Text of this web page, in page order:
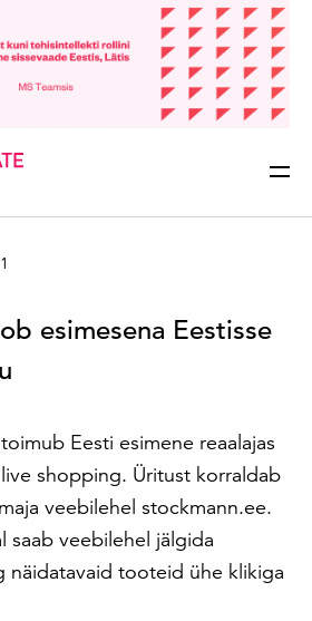
esimesena Eestisse
Eesti esimene reaalajas
shopping. Üritust korraldab
veebilehel stockmann.ee.
saab veebilehel jälgida
näidatavaid tooteid ühe klikiga